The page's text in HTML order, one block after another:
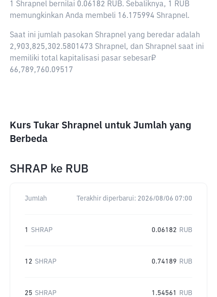
1 Shrapnel bernilai 0.06182 RUB. Sebaliknya, 1 RUB
memungkinkan Anda membeli 16.175994 Shrapnel.
Saat ini jumlah pasokan Shrapnel yang beredar adalah
2,903,825,302.5801473 Shrapnel, dan Shrapnel saat ini
memiliki total kapitalisasi pasar sebesar₽
66,789,760.09517
Kurs Tukar Shrapnel untuk Jumlah yang
Berbeda
SHRAP ke RUB
Jumlah Terakhir diperbarui: 2026/08/06 07:00
1 SHRAP 0.06182 RUB
12 SHRAP 0.74189 RUB
25 SHRAP 1.54561 RUB